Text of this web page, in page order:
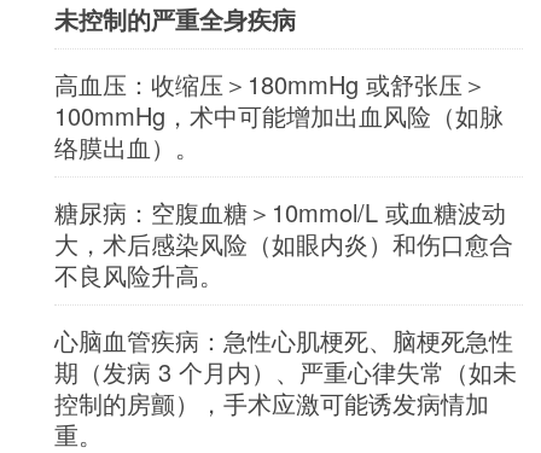
未控制的严重全身疾病
高血压：收缩压＞180mmHg 或舒张压＞
100mmHg，术中可能增加出血风险（如脉
络膜出血）。
糖尿病：空腹血糖＞10mmol/L 或血糖波动
大，术后感染风险（如眼内炎）和伤口愈合
不良风险升高。
心脑血管疾病：急性心肌梗死、脑梗死急性
期（发病 3 个月内）、严重心律失常（如未
控制的房颤），手术应激可能诱发病情加
重。